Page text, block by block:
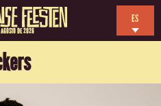
DE 2026
ES